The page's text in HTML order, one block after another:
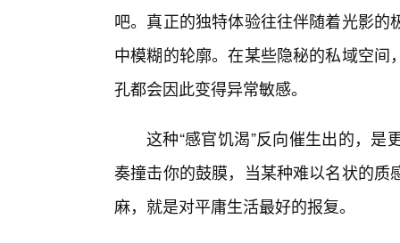
吧。真正的独特体验往往伴随着光影
中模糊的轮廓。在某些隐秘的私域空
孔都会因此变得异常敏感。
这种“感官饥渴”反向催生出的，
奏撞击你的鼓膜，当某种难以名状的
麻，就是对平庸生活最好的报复。